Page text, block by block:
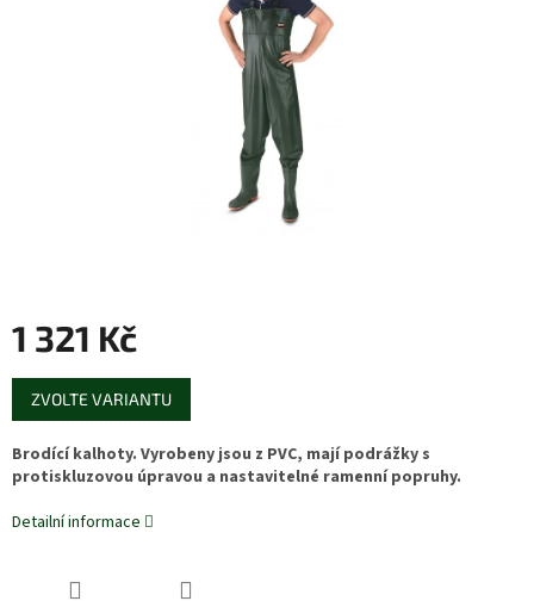
1 321 Kč
Měrná
cena:
ZVOLTE VARIANTU
Brodící kalhoty. Vyrobeny jsou z PVC, mají podrážky s
protiskluzovou úpravou a nastavitelné ramenní popruhy.
Detailní informace